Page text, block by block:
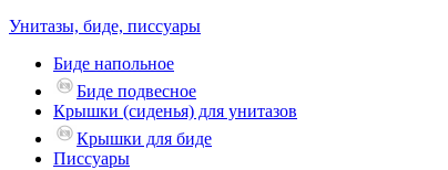
Унитазы, биде, писсуары
Биде напольное
Биде подвесное
Крышки (сиденья) для унитазов
Крышки для биде
Писсуары